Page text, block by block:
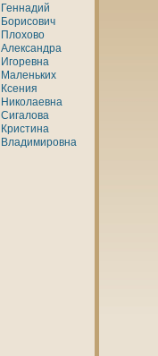
Геннaдий
Борисович
Плохово
Александра
Игоревнa
Маленьких
Ксения
Никoлаевнa
Сигалова
Кристинa
Владимировнa